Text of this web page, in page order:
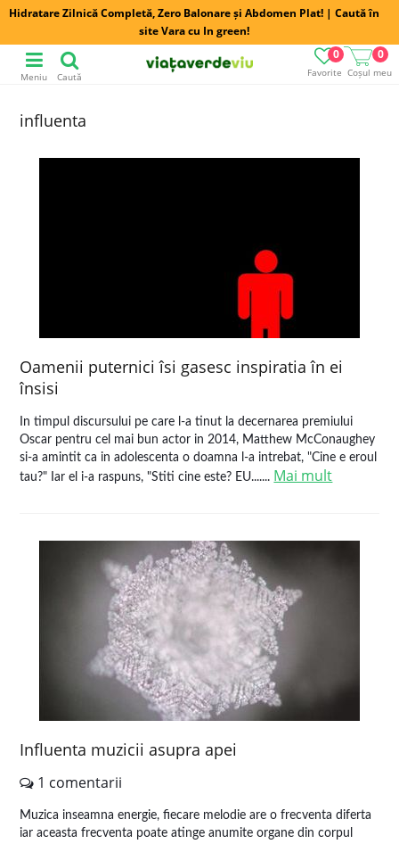
Hidratare Zilnică Completă, Zero Balonare și Abdomen Plat! | Caută în
site Vara cu In green!
Favorite
0
Coșul meu
0
Meniu Caută
influenta
Oamenii puternici îsi gasesc inspiratia în ei
însisi
In timpul discursului pe care l-a tinut la decernarea premiului
Oscar pentru cel mai bun actor in 2014, Matthew McConaughey
si-a amintit ca in adolescenta o doamna l-a intrebat, "Cine e eroul
tau?" Iar el i-a raspuns, "Stiti cine este? EU....... Mai mult
Influenta muzicii asupra apei
1 comentarii
Muzica inseamna energie, fiecare melodie are o frecventa diferta
iar aceasta frecventa poate atinge anumite organe din corpul